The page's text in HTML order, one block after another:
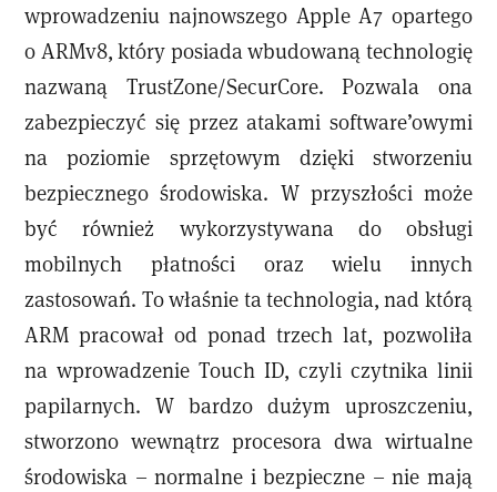
wprowadzeniu najnowszego Apple A7 opartego
o ARMv8, który posiada wbudowaną technologię
nazwaną TrustZone/SecurCore. Pozwala ona
zabezpieczyć się przez atakami software’owymi
na poziomie sprzętowym dzięki stworzeniu
bezpiecznego środowiska. W przyszłości może
być również wykorzystywana do obsługi
mobilnych płatności oraz wielu innych
zastosowań. To właśnie ta technologia, nad którą
ARM pracował od ponad trzech lat, pozwoliła
na wprowadzenie Touch ID, czyli czytnika linii
papilarnych. W bardzo dużym uproszczeniu,
stworzono wewnątrz procesora dwa wirtualne
środowiska – normalne i bezpieczne – nie mają